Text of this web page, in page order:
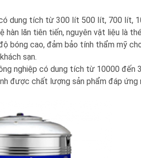
dung tích từ 300 lít 500 lít, 700 lít,
hàn lăn tiên tiến, nguyên vật liệu là
bóng cao, đảm bảo tính thẩm mỹ
sạn.
nghiệp có dung tích từ 10000
được chất lượng sản phẩm đáp